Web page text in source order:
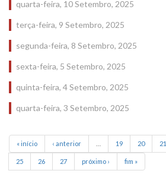
quarta-feira, 10 Setembro, 2025
terça-feira, 9 Setembro, 2025
segunda-feira, 8 Setembro, 2025
sexta-feira, 5 Setembro, 2025
quinta-feira, 4 Setembro, 2025
quarta-feira, 3 Setembro, 2025
« início ‹ anterior 19 20 21
25 26 27 próximo › fim »